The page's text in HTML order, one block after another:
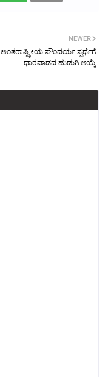
NEWER
ಅಂತರಾಷ್ಟ್ರೀಯ ಸೌಂದರ್ಯ ಸ್ಪರ್ಧೆಗೆ
ಧಾರವಾಡದ ಹುಡುಗಿ ಆಯ್ಕೆ